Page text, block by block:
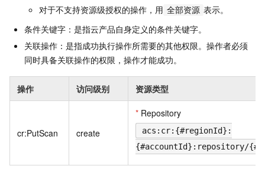
对于不支持资源级授权的操作，用 全部资源 表示。
条件关键字：是指云产品自身定义的条件关键字。
关联操作：是指成功执行操作所需要的其他权限。操作者必须
同时具备关联操作的权限，操作才能成功。
操作 访问级别 资源类型
cr:PutScan create
* Repository
acs:cr:{#regionId}:
{#accountId}:repository/